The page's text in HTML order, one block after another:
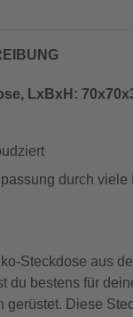
LxBxH:
durch viele
Steckdose aus
du bestens für
gerüstet. Diese